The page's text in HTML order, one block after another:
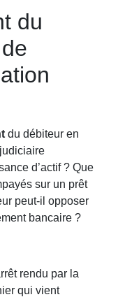
du
du débiteur en
d’actif ? Que
sur un prêt
peut-il opposer
bancaire ?
rendu par la
qui vient